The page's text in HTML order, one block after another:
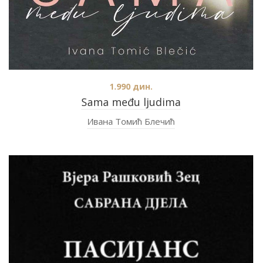
Sama među ljudima
1.990 дин.
Ивана Томић Блечић